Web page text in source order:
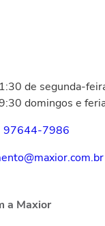
de segunda-
domingos e
97644-7986
a Maxior